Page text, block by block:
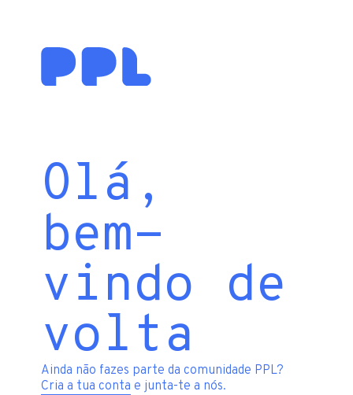
Olá,
bem-
vindo de
volta
Ainda não fazes parte da comunidade PPL?
Cria a tua conta e junta-te a nós.